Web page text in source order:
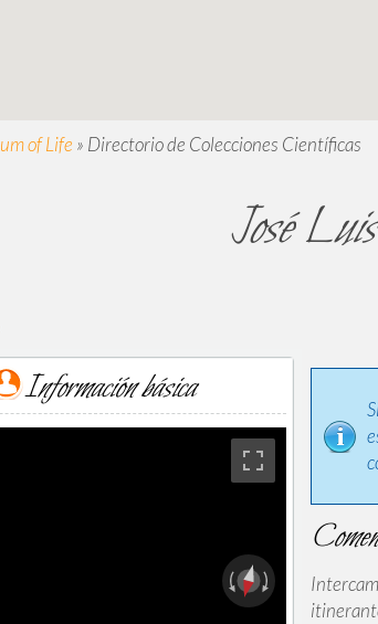
of Life » Directorio de Colecciones Científicas
José
Información básica